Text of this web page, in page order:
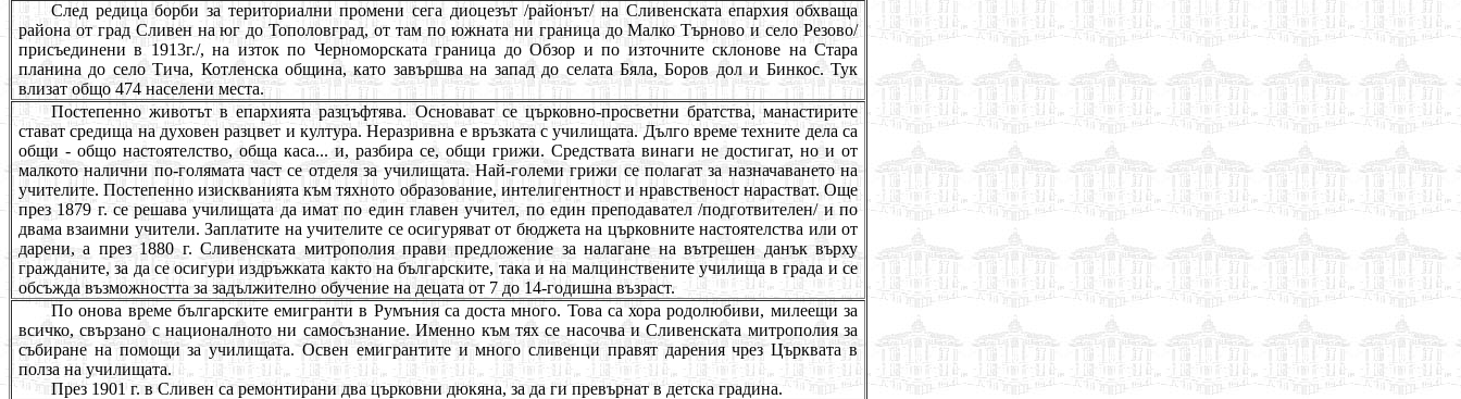
След редица борби за териториални промени сега диоцезът /районът/ на Сливенската епархия обхваща
района от град Сливен на юг до Тополовград, от там по южната ни граница до Малко Търново и село Резово/
присъединени в 1913г./, на изток по Черноморската граница до Обзор и по източните склонове на Стара
планина до село Тича, Котленска община, като завършва на запад до селата Бяла, Боров дол и Бинкос. Тук
влизат общо 474 населени места.
Постепенно животът в епархията разцъфтява. Основават се църковно-просветни братства, манастирите
стават средища на духовен разцвет и култура. Неразривна е връзката с училищата. Дълго време техните дела са
общи - общо настоятелство, обща каса... и, разбира се, общи грижи. Средствата винаги не достигат, но и от
малкото налични по-голямата част се отделя за училищата. Най-големи грижи се полагат за назначаването на
учителите. Постепенно изискванията към тяхното образование, интелигентност и нравственост нарастват. Още
през 1879 г. се решава училищата да имат по един главен учител, по един преподавател /подготвителен/ и по
двама взаимни учители. Заплатите на учителите се осигуряват от бюджета на църковните настоятелства илиот
дарени, а през 1880 г. Сливенската митрополия прави предложение за налагане на вътрешен данък върху
гражданите, за да се осигури издръжката както на българските, така и на малцинствените училища в града и се
обсъжда възможността за задължително обучение на децата от 7 до 14-годишна възраст.
По онова време българските емигранти в Румъния са доста много. Това са хора родолюбиви, милеещи за
всичко, свързано с националното ни самосъзнание. Именно към тях се насочва и Сливенската митрополия за
събиране на помощи за училищата. Освен емигрантите и много сливенци правят дарения чрез Църквата в
полза на училищата.
През 1901 г. в Сливен са ремонтирани два църковни дюкяна, за да ги превърнат в детска градина.